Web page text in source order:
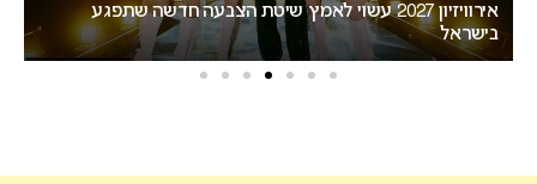
אירוויזיון 2027 עשוי לאמץ שיטת הצבעה חדשה שתפגע
בישראל